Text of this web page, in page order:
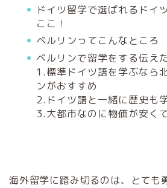
ドイツ留学で選ばれるドイ
ここ！
ベルリンってこんなところ
ベルリンで留学をする伝え
1.標準ドイツ語を学ぶなら
ンがおすすめ
2.ドイツ語と一緒に歴史も
3.大都市なのに物価が安く
海外留学に踏み切るのは、とても